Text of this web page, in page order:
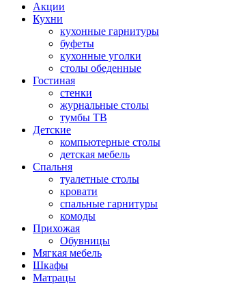
Акции
Кухни
кухонные гарнитуры
буфеты
кухонные уголки
столы обеденные
Гостиная
стенки
журнальные столы
тумбы ТВ
Детские
компьютерные столы
детская мебель
Спальня
туалетные столы
кровати
спальные гарнитуры
комоды
Прихожая
Обувницы
Мягкая мебель
Шкафы
Матрацы